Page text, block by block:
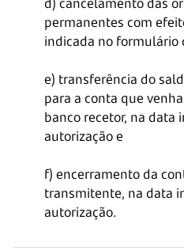
permanentes com
indicada no formulário
e) transferência do
para a conta que
banco recetor, na data
autorização e
f) encerramento da
transmitente, na data
autorização.